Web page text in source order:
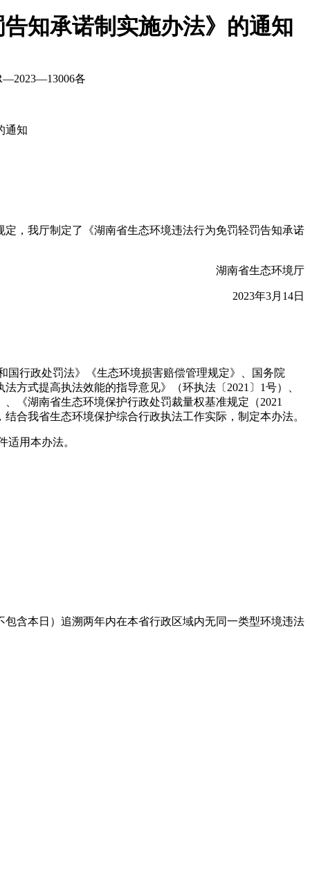
知承诺制实施办法》的通知
各
通知
，我厅制定了《湖南省生态环境违法行为免罚轻罚告知承诺
湖南省生态环境厅
2023年3月14日
行政处罚法》《生态环境损害赔偿管理规定》、国务院
方式提高执法效能的指导意见》（环执法〔2021〕1号）、
《湖南省生态环境保护行政处罚裁量权基准规定（2021
合我省生态环境保护综合行政执法工作实际，制定本办法。
用本办法。
含本日）追溯两年内在本省行政区域内无同一类型环境违法